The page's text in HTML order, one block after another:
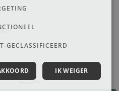
GECLASSIFICEERD
IK WEIGER